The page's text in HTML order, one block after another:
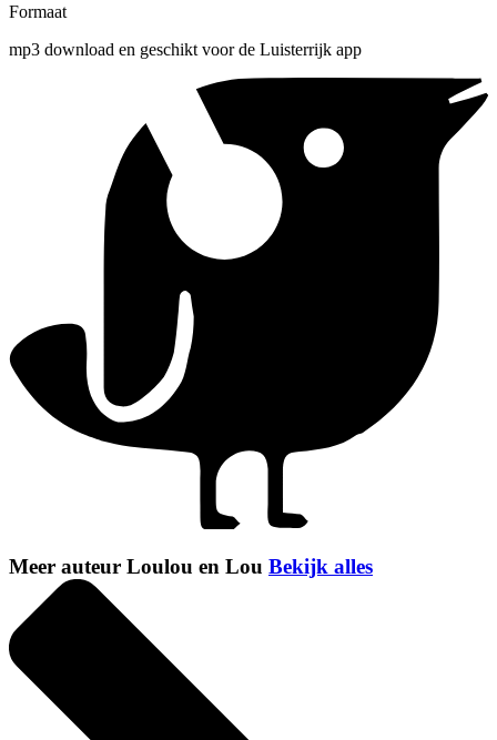
Formaat
mp3 download en geschikt voor de Luisterrijk app
Meer auteur Loulou en Lou Bekijk alles